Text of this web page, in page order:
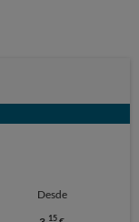
Desde
15